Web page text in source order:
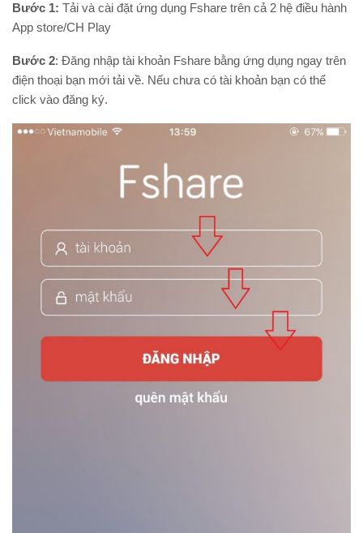
Bước 1: Tải và cài đặt ứng dụng Fshare trên cả 2 hệ điều hành
App store/CH Play
Bước 2: Đăng nhập tài khoản Fshare bằng ứng dụng ngay trên
điện thoại bạn mới tải về. Nếu chưa có tài khoản bạn có thể
click vào đăng ký.